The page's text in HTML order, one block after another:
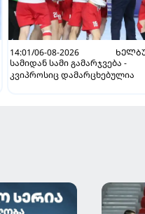
14:01/06-08-2026
სამიდან სამი გამარჯვება -
კვიპროსიც დამარცხებულია